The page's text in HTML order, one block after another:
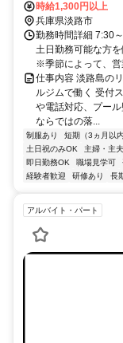
「淡路夢舞台」駅前
時給1,300円以上
兵庫県淡路市
勤務時間詳細 7:30
土日勤務可能な方
※季節によって、営
仕事内容 淡路島の
ルジムで働く 受付
や電話対応、プー
ならではの落...
制服あり 短期（3ヵ月以内
土日祝のみOK
主婦・主
即日勤務OK
職場見学可
経験者歓迎
研修あり 長
アルバイト・パート